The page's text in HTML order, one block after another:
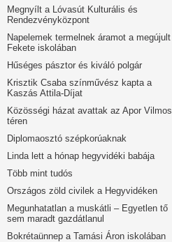
Megnyílt a Lóvasút Kulturális és
Rendezvényközpont
Napelemek termelnek áramot a megújult
Fekete iskolában
Hűséges pásztor és kiváló polgár
Krisztik Csaba színművész kapta a
Kaszás Attila-Díjat
Közösségi házat avattak az Apor Vilmos
téren
Diplomaosztó szépkorúaknak
Linda lett a hónap hegyvidéki babája
Több mint tudós
Országos zöld civilek a Hegyvidéken
Megunhatatlan a muskátli – Egyetlen tő
sem maradt gazdátlanul
Bokrétaünnep a Tamási Áron iskolában